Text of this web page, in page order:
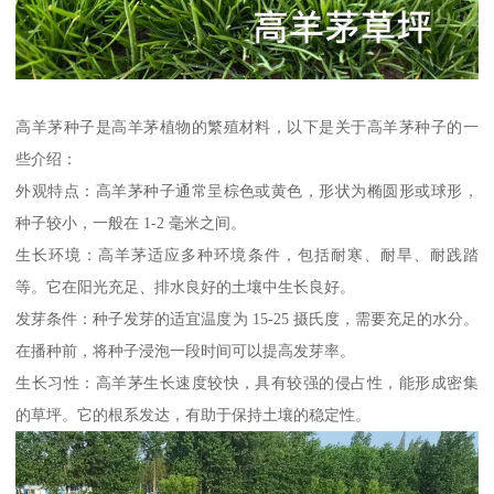
高羊茅种子是高羊茅植物的繁殖材料，以下是关于高羊茅种子的一
些介绍：
外观特点：高羊茅种子通常呈棕色或黄色，形状为椭圆形或球形，
种子较小，一般在 1-2 毫米之间。
生长环境：高羊茅适应多种环境条件，包括耐寒、耐旱、耐践踏
等。它在阳光充足、排水良好的土壤中生长良好。
发芽条件：种子发芽的适宜温度为 15-25 摄氏度，需要充足的水分。
在播种前，将种子浸泡一段时间可以提高发芽率。
生长习性：高羊茅生长速度较快，具有较强的侵占性，能形成密集
的草坪。它的根系发达，有助于保持土壤的稳定性。